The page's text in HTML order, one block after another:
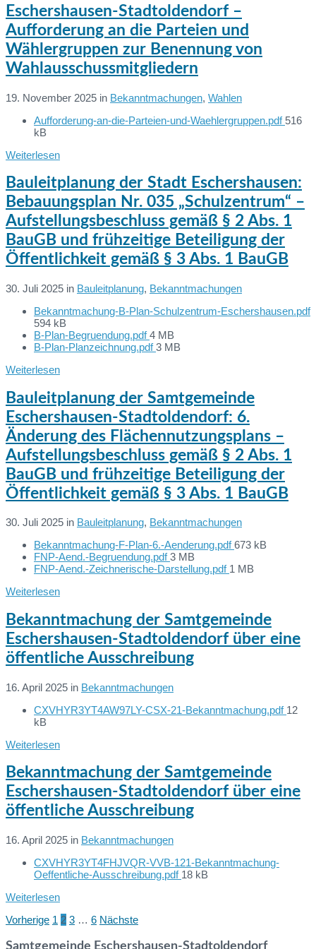
Eschershausen-Stadtoldendorf –
Aufforderung an die Parteien und
Wählergruppen zur Benennung von
Wahlausschussmitgliedern
19. November 2025 in Bekanntmachungen, Wahlen
Dateien:Aufforderung-an-die-Parteien-und-Waehlergruppen.pdf File
516
kB
Weiterlesen
Bauleitplanung der Stadt Eschershausen:
Bebauungsplan Nr. 035 „Schulzentrum“ –
Aufstellungsbeschluss gemäß § 2 Abs. 1
BauGB und frühzeitige Beteiligung der
Öffentlichkeit gemäß § 3 Abs. 1 BauGB
30. Juli 2025 in Bauleitplanung, Bekanntmachungen
Dateien:Bekanntmachung-B-Plan-Schulzentrum-Eschershausen.pdf
File
size:
594 kB
B-Plan-Begruendung.pdfFile
size:
4 MB
B-Plan-Planzeichnung.pdfFile
3 MB
Weiterlesen
Bauleitplanung der Samtgemeinde
Eschershausen-Stadtoldendorf: 6.
Änderung des Flächennutzungsplans –
Aufstellungsbeschluss gemäß § 2 Abs. 1
BauGB und frühzeitige Beteiligung der
Öffentlichkeit gemäß § 3 Abs. 1 BauGB
30. Juli 2025 in Bauleitplanung, Bekanntmachungen
Dateien:Bekanntmachung-F-Plan-6.-Aenderung.pdfFile
673 kB
FNP-Aend.-Begruendung.pdfFile
size:
3 MB
FNP-Aend.-Zeichnerische-Darstellung.pdf File
1 MB
Weiterlesen
Bekanntmachung der Samtgemeinde
Eschershausen-Stadtoldendorf über eine
öffentliche Ausschreibung
16. April 2025 in Bekanntmachungen
Dateien:CXVHYR3YT4AW97LY-CSX-21-Bekanntmachung.pdf File
12
kB
Weiterlesen
Bekanntmachung der Samtgemeinde
Eschershausen-Stadtoldendorf über eine
öffentliche Ausschreibung
16. April 2025 in Bekanntmachungen
Dateien:CXVHYR3YT4FHJVQR-VVB-121-Bekanntmachung-
Oeffentliche-Ausschreibung.pdf File
18 kB
Weiterlesen
Seitennummerierung
der
Vorherige 1 2 3 … 6 Nächste
Samtgemeinde Eschershausen-Stadtoldendorf